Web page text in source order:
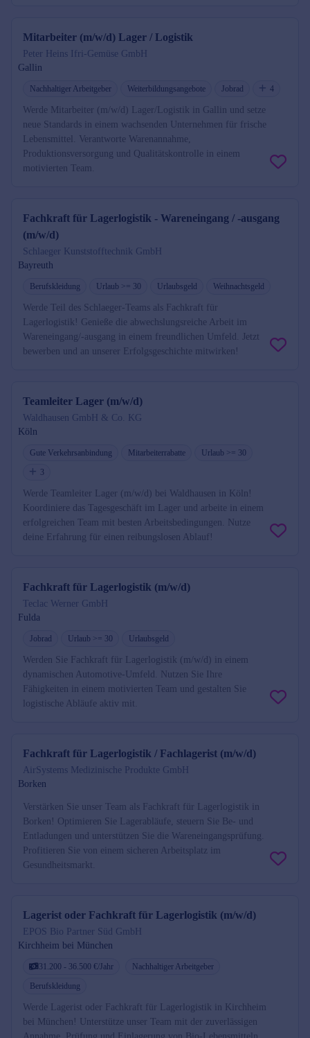
Mitarbeiter (m/w/d) Lager / Logistik
Peter Heins Ifri-Gemüse GmbH
Gallin
Nachhaltiger Arbeitgeber Weiterbildungsangebote Jobrad 4
Werde Mitarbeiter (m/w/d) Lager/Logistik in Gallin und setze
neue Standards in einem wachsenden Unternehmen für frische
Lebensmittel. Verantworte Warenannahme,
Produktionsversorgung und Qualitätskontrolle in einem
motivierten Team.
Fachkraft für Lagerlogistik - Wareneingang / -ausgang
(m/w/d)
Schlaeger Kunststofftechnik GmbH
Bayreuth
Berufskleidung Urlaub >= 30 Urlaubsgeld Weihnachtsgeld
Werde Teil des Schlaeger-Teams als Fachkraft für
Lagerlogistik! Genieße die abwechslungsreiche Arbeit im
Wareneingang/-ausgang in einem freundlichen Umfeld. Jetzt
bewerben und an unserer Erfolgsgeschichte mitwirken!
Teamleiter Lager (m/w/d)
Waldhausen GmbH & Co. KG
Köln
Gute Verkehrsanbindung Mitarbeiterrabatte
Urlaub >= 30
3
Werde Teamleiter Lager (m/w/d) bei Waldhausen in Köln!
Koordiniere das Tagesgeschäft im Lager und arbeite in einem
erfolgreichen Team mit besten Arbeitsbedingungen. Nutze
deine Erfahrung für einen reibungslosen Ablauf!
Fachkraft für Lagerlogistik (m/w/d)
Teclac Werner GmbH
Fulda
Jobrad Urlaub >= 30 Urlaubsgeld
Werden Sie Fachkraft für Lagerlogistik (m/w/d) in einem
dynamischen Automotive-Umfeld. Nutzen Sie Ihre
Fähigkeiten in einem motivierten Team und gestalten Sie
logistische Abläufe aktiv mit.
Fachkraft für Lagerlogistik / Fachlagerist (m/w/d)
AirSystems Medizinische Produkte GmbH
Borken
Verstärken Sie unser Team als Fachkraft für Lagerlogistik in
Borken! Optimieren Sie Lagerabläufe, steuern Sie Be- und
Entladungen und unterstützen Sie die Wareneingangsprüfung.
Profitieren Sie von einem sicheren Arbeitsplatz im
Gesundheitsmarkt.
Lagerist oder Fachkraft für Lagerlogistik (m/w/d)
EPOS Bio Partner Süd GmbH
Kirchheim bei München
31.200 - 36.500 €/Jahr
Nachhaltiger Arbeitgeber
Berufskleidung
Werde Lagerist oder Fachkraft für Lagerlogistik in Kirchheim
bei München! Unterstütze unser Team mit der zuverlässigen